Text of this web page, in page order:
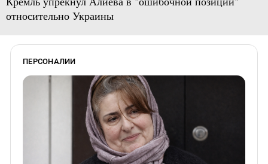
относительно Украины
ПЕРСОНАЛИИ